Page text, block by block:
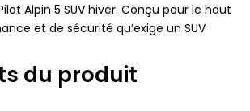
Alpin 5 SUV hiver. Conçu pour le haut
et de sécurité qu’exige un SUV
du produit